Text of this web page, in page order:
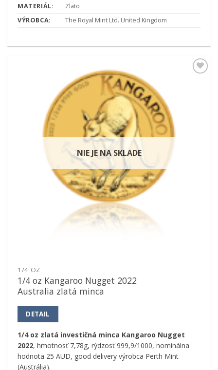
MATERIÁL:
Zlato
VÝROBCA:
The Royal Mint Ltd. United Kingdom
NIE JE NA SKLADE
1/4 OZ
1/4 oz Kangaroo Nugget 2022
Australia zlatá minca
DETAIL
1/4 oz zlatá investičná minca Kangaroo Nugget
2022, hmotnosť 7,78g, rýdzosť 999,9/1000, nominálna
hodnota 25 AUD, good delivery výrobca Perth Mint
(Austrália).